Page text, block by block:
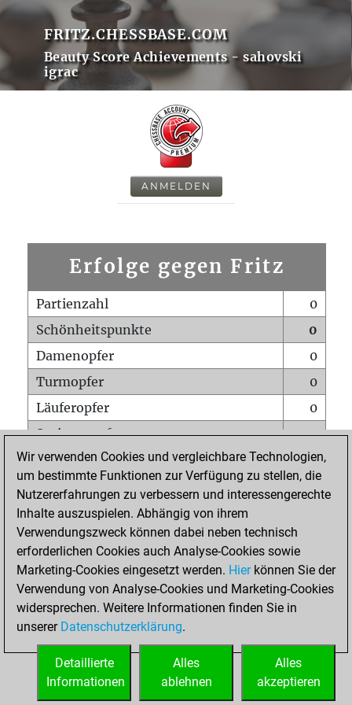
FRITZ.CHESSBASE.COM
Beauty Score Achievements - sahovski
igrac
ANMELDEN
Erfolge gegen Fritz
Partienzahl
0
Schönheitspunkte
0
Damenopfer
0
Turmopfer
0
Läuferopfer
0
Springeropfer
0
Bauernopfer
0
Matt auf vollem Brett
0
Bauer setzt Matt
Erstickte Matts
Unterverwandlungen
0
Türme auf der siebten
0
STARTSEITE
Wir verwenden Cookies und vergleichbare Technologien,
um bestimmte Funktionen zur Verfügung zu stellen, die
Nutzererfahrungen zu verbessern und interessengerechte
Inhalte auszuspielen. Abhängig von ihrem
Verwendungszweck können dabei neben technisch
erforderlichen Cookies auch Analyse-Cookies sowie
Marketing-Cookies eingesetzt werden. Hierkönnen Sie der
Verwendung von Analyse-Cookies und Marketing-Cookies
widersprechen. Weitere Informationen finden Sie in
unserer Datenschutzerklärung.
Alles
akzeptieren
Alles
ablehnen
Detaillierte
Informationen